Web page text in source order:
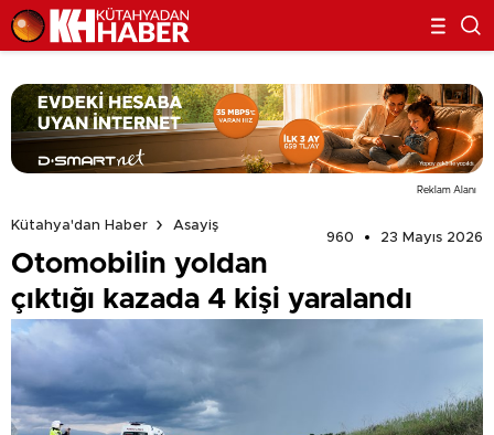
Reklam Alanı
Kütahya'dan Haber
Asayiş
960
23 Mayıs 2026
Otomobilin yoldan
çıktığı kazada 4 kişi yaralandı